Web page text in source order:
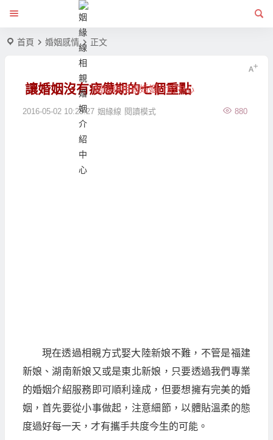
姻緣線相親婚姻介紹中心
首頁 婚姻感情 正文
讓婚姻沒有疲憊期的七個重點
2016-05-02 10:23:27 姻緣線 880
閱讀模式
現在透過相親方式娶大陸新娘不難，不管是福建
新娘、湖南新娘又或是東北新娘，只要透過我們專業
的婚姻介紹服務即可順利達成，但要想擁有完美的婚
姻，首先要從小事做起，注意細節，以體貼溫柔的態
度過好每一天，才有攜手共度今生的可能。